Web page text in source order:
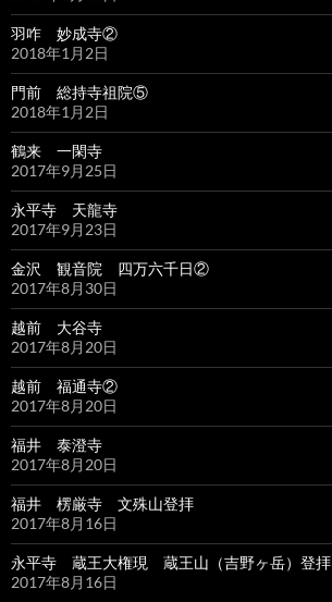
羽咋 妙成寺②
2018年1月2日
門前 総持寺祖院⑤
2018年1月2日
鶴来 一閑寺
2017年9月25日
永平寺 天龍寺
2017年9月23日
金沢 観音院 四万六千日②
2017年8月30日
越前 大谷寺
2017年8月20日
越前 福通寺②
2017年8月20日
福井 泰澄寺
2017年8月20日
福井 楞厳寺 文殊山登拝
2017年8月16日
永平寺 蔵王大権現 蔵王山（吉野ヶ岳）登拝
2017年8月16日